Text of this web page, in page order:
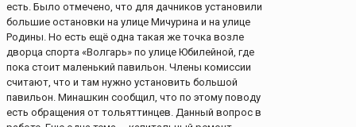
есть. Было отмечено, что для дачников установили
большие остановки на улице Мичурина и на улице
Родины. Но есть ещё одна такая же точка возле
дворца спорта «Волгарь» по улице Юбилейной, где
пока стоит маленький павильон. Члены комиссии
считают, что и там нужно установить большой
павильон. Минашкин сообщил, что по этому поводу
есть обращения от тольяттинцев. Данный вопрос в